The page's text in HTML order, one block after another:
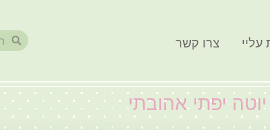
עליי צרו קשר
יוטה יפתי אהובתי